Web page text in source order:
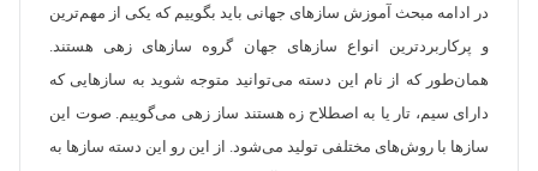
در ادامه مبحث آموزش سازهای جهانی باید بگوییم که یکی از مهم‌ترین
و پرکاربردترین انواع ساز‌های جهان گروه سازهای زهی هستند.
همان‌طور که از نام این دسته می‌توانید متوجه شوید به ساز‌هایی که
دارای سیم، تار یا به اصطلاح زه هستند ساز زهی می‌گوییم. صوت این
ساز‌ها با روش‌های مختلفی تولید می‌شود. از این رو این دسته ساز‌ها به